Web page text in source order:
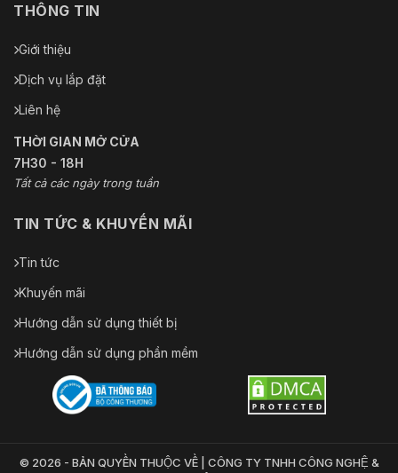
THÔNG TIN
Giới thiệu
Dịch vụ lắp đặt
Liên hệ
THỜI GIAN MỞ CỬA
7H30 - 18H
Tất cả các ngày trong tuần
TIN TỨC & KHUYẾN MÃI
Tin tức
Khuyến mãi
Hướng dẫn sử dụng thiết bị
Hướng dẫn sử dụng phần mềm
© 2026 - BẢN QUYỀN THUỘC VỀ | CÔNG TY TNHH CÔNG NGHỆ &